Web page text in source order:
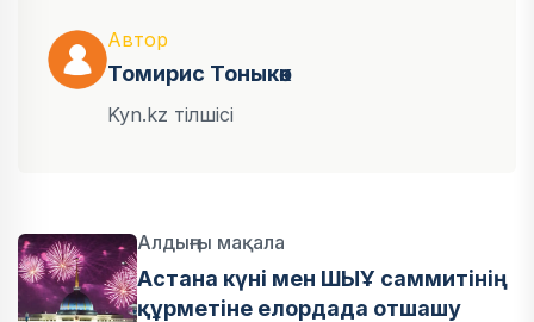
Автор
Томирис Тоныкөк
Kyn.kz тілшісі
Алдыңғы мақала
Астана күні мен ШЫҰ саммитінің
құрметіне елордада отшашу